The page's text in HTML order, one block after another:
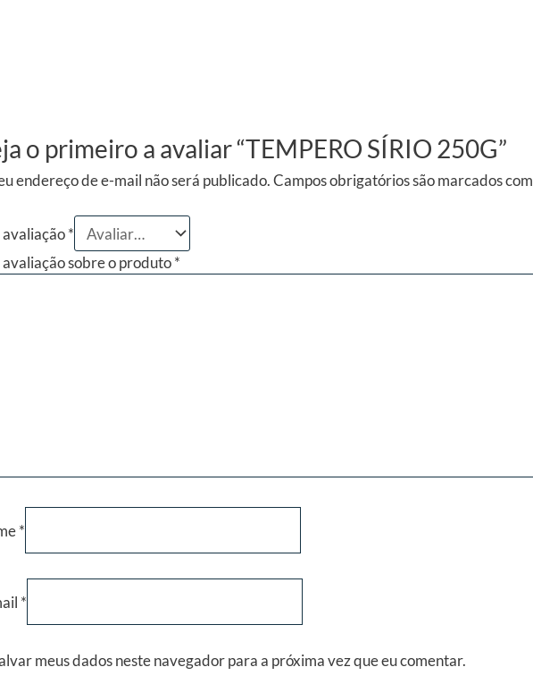
o primeiro a avaliar “TEMPERO SÍRIO 250G”
endereço de e-mail não será publicado.Campos obrigatórios são marcados com
avaliação*
avaliação sobre o produto*
*
*
meus dados neste navegador para a próxima vez que eu comentar.